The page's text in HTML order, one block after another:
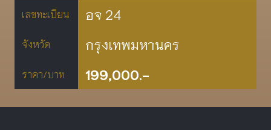
เลขทะเบียน อจ 24
จังหวัด กรุงเทพมหานคร
ราคา/บาท 199,000.-